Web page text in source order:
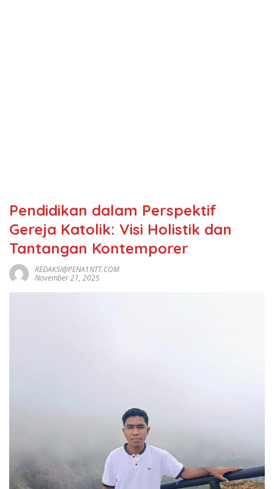
Pendidikan dalam Perspektif
Gereja Katolik: Visi Holistik dan
Tantangan Kontemporer
REDAKSI@PENA1NTT.COM
November 21, 2025